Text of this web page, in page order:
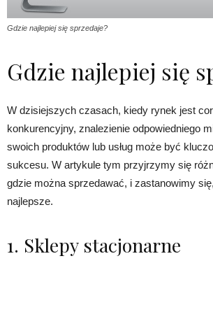
Gdzie najlepiej się sprzedaje?
Gdzie najlepiej się
W dzisiejszych czasach, kiedy rynek jest
konkurencyjny, znalezienie odpowiedniego
swoich produktów lub usług może być
sukcesu. W artykule tym przyjrzymy się
gdzie można sprzedawać, i zastanowimy
najlepsze.
1. Sklepy stacjonarne